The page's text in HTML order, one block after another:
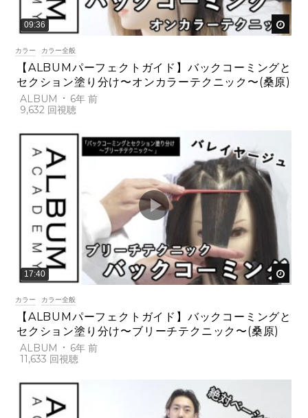
後
09:36
カラー カラー全般
【ALBUMパーフェクトガイド】バックコーミングと
セクション塗り分け〜オンカラーテクニック〜(桑原)
ALBUM
6年 前
9,632
17:40
カラー カラー全般
【ALBUMパーフェクトガイド】バックコーミングと
セクション塗り分け〜ブリーチテクニック〜(桑原)
ALBUM
6年 前
11,633